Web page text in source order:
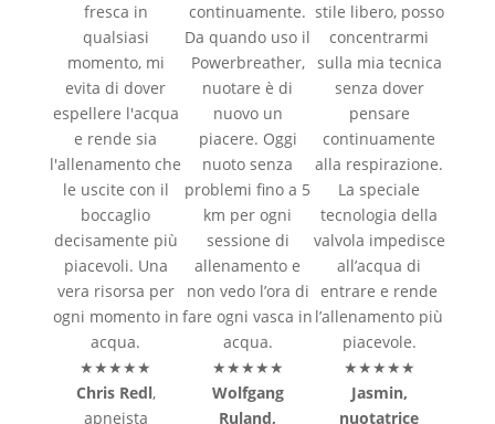
fresca in
qualsiasi
momento, mi
evita di dover
espellere l'acqua
e rende sia
l'allenamento che
le uscite con il
boccaglio
decisamente più
piacevoli. Una
vera risorsa per
ogni momento in
acqua.
★★★★★
Chris Redl,
apneista
continuamente.
Da quando uso il
Powerbreather,
nuotare è di
nuovo un
piacere. Oggi
nuoto senza
problemi fino a 5
km per ogni
sessione di
allenamento e
non vedo l’ora di
fare ogni vasca in
acqua.
★★★★★
Wolfgang
Ruland,
stile libero, posso
concentrarmi
sulla mia tecnica
senza dover
pensare
continuamente
alla respirazione.
La speciale
tecnologia della
valvola impedisce
all’acqua di
entrare e rende
l’allenamento più
piacevole.
★★★★★
Jasmin,
nuotatrice